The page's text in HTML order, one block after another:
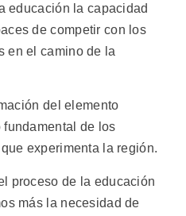
educación la capacidad
de competir con los
en el camino de la
del elemento
de los
experimenta la región.
proceso de la educación
más la necesidad de